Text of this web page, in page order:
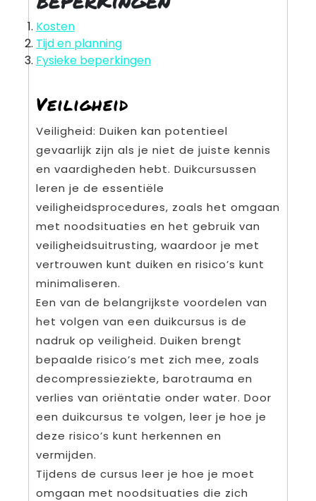
Kosten
Tijd en planning
Fysieke beperkingen
Veiligheid
Veiligheid: Duiken kan potentieel
gevaarlijk zijn als je niet de juiste kennis
en vaardigheden hebt. Duikcursussen
leren je de essentiële
veiligheidsprocedures, zoals het omgaan
met noodsituaties en het gebruik van
veiligheidsuitrusting, waardoor je met
vertrouwen kunt duiken en risico’s kunt
minimaliseren.
Een van de belangrijkste voordelen van
het volgen van een duikcursus is de
nadruk op veiligheid. Duiken brengt
bepaalde risico’s met zich mee, zoals
decompressieziekte, barotrauma en
verlies van oriëntatie onder water. Door
een duikcursus te volgen, leer je hoe je
deze risico’s kunt herkennen en
vermijden.
Tijdens de cursus leer je hoe je moet
omgaan met noodsituaties die zich